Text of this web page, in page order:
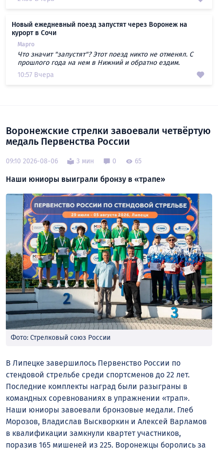
Новый ежедневный поезд запустят через Воронеж на
курорт в Сочи
Марго
Что значит "запустят"? Этот поезд никто не отменял. С
прошлого года на нем в Нижний и обратно ездим.
10:57 Вчера
Воронежские стрелки завоевали четвёртую
медаль Первенства России
09:10 2026-08-06 3 мин 0 65
Наши юниоры выиграли бронзу в «трапе»
Фото: Стрелковый союз России
В Липецке завершилось Первенство России по
стендовой стрельбе среди спортсменов до 22 лет.
Последние комплекты наград были разыграны в
командных соревнованиях в упражнении «трап».
Наши юниоры завоевали бронзовые медали. Глеб
Морозов, Владислав Выскворкин и Алексей Варламов
в квалификации замкнули квартет участников,
поразив 165 мишеней из 225. Воронежцы боролись за